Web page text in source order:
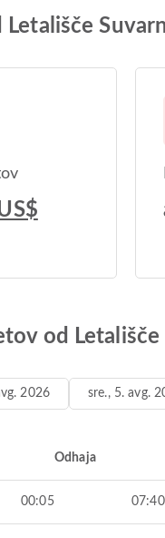
Letališče
od
2026 sre., 5. avg.
Odhaja
00:05 07:40